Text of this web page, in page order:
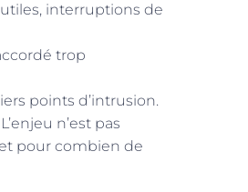
interruptions de
trop
points d’intrusion.
n’est pas
pour combien de